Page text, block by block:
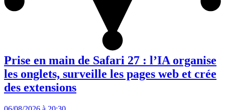
Prise en main de Safari 27 : l’IA organise
les onglets, surveille les pages web et crée
des extensions